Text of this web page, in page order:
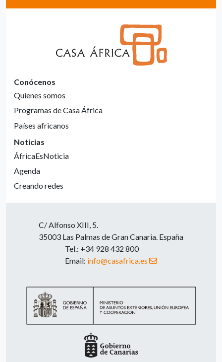
Conócenos
Quienes somos
Programas de Casa África
Países africanos
Noticias
ÁfricaEsNoticia
Agenda
Creando redes
C/ Alfonso XIII, 5.
35003 Las Palmas de Gran Canaria. España
Tel.: +34 928 432 800
Email: info@casafrica.es